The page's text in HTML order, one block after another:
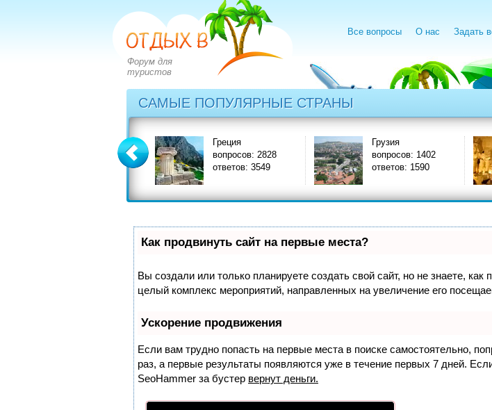
Форум для
туристов
Все вопросы О нас Задать
САМЫЕ ПОПУЛЯРНЫЕ СТРАНЫ
Греция
вопросов: 2828
ответов: 3549
Грузия
вопросов: 1402
ответов: 1590
Египет
Решенные вопросы!
Как найти официальный сайт
гостиницы "Союз" в Москве?
Как найти официальный сайт
гостиницы "Славянка" в
Москве?
Как продвинуть сайт на первые места?
Вы создали или только планируете создать свой сайт, но не знаете,
целый комплекс мероприятий, направленных на увеличение его
Ускорение продвижения
Если вам трудно попасть на первые места в поиске самостоятельно,
раз, а первые результаты появляются уже в течение первых 7 дней.
SeoHammer за бустер вернут деньги.